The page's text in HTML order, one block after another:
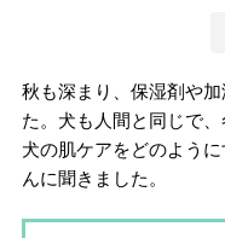
秋も深まり、保湿剤や
た。犬も人間と同じで
犬の肌ケアをどのよう
んに聞きました。